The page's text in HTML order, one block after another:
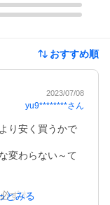
おすすめ順
2023/07/08
yu9********さん
り安く買うかで
変わらない～て
ず本体価格のみ
とみる